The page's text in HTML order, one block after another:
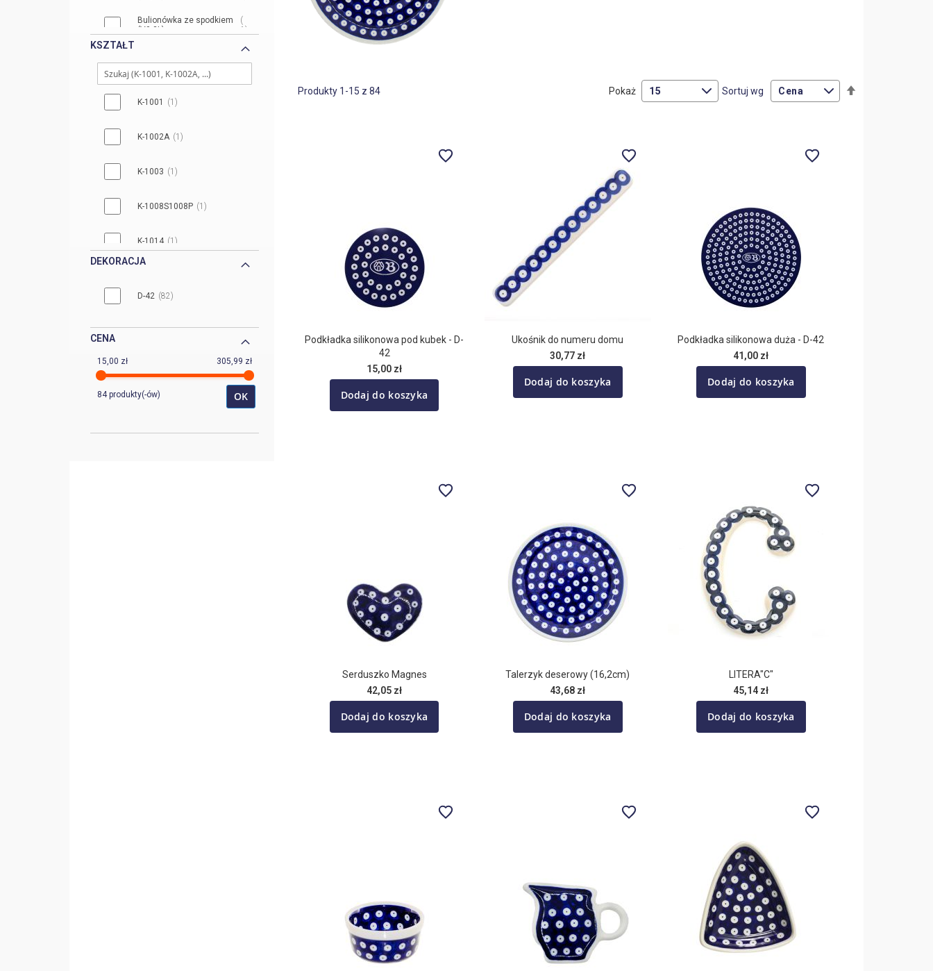
Produkty 1 -15 z 84 Sortuj wg
Pokaż
Podkładka silikonowa pod kubek - D-
42
15,00 zł
Dodaj do koszyka
Ukośnik do numeru domu
30,77 zł
Dodaj do koszyka
Podkładka silikonowa duża - D-42
41,00 zł
Dodaj do koszyka
Serduszko Magnes
42,05 zł
Dodaj do koszyka
Talerzyk deserowy (16,2cm)
43,68 zł
Dodaj do koszyka
LITERA"C"
45,14 zł
Dodaj do koszyka
Bulionówka ze spodkiem
(V0,3L)
1
(V0,6L)
1
KSZTAŁT
K-1001 1
K-1002A 1
K-1003 1
K-1008S1008P 1
K-1014 1
K-1152A 1
DEKORACJA
D-42 82
CENA
15,00 zł 305,99 zł
84 produkty(-ów) OK